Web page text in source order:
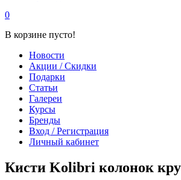
0
В корзине пусто!
Новости
Акции / Скидки
Подарки
Статьи
Галереи
Курсы
Бренды
Вход / Регистрация
Личный кабинет
Кисти Kolibri колонок